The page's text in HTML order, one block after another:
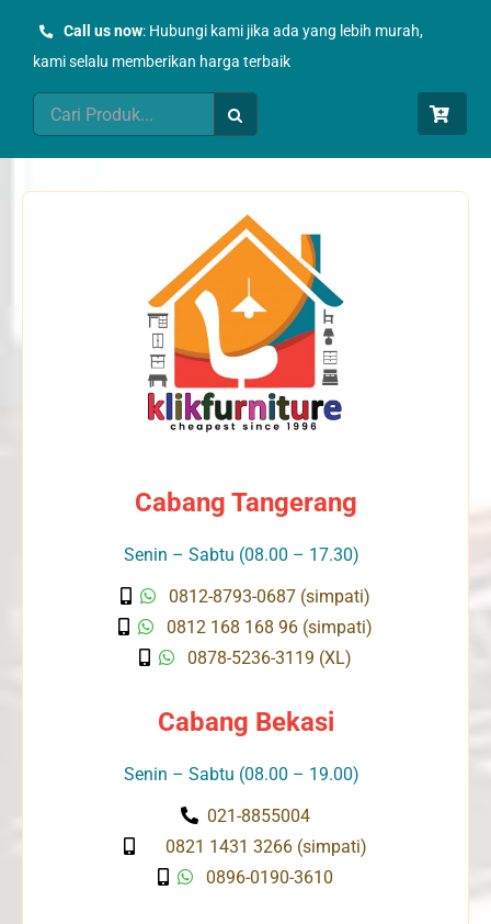
Call us now: Hubungi kami jika ada yang lebih murah,
kami selalu memberikan harga terbaik
Search
for:
Cabang Tangerang
Senin – Sabtu (08.00 – 17.30)
0812-8793-0687 (simpati)
0812 168 168 96 (simpati)
0878-5236-3119 (XL)
Cabang Bekasi
Senin – Sabtu (08.00 – 19.00)
021-8855004
0821 1431 3266 (simpati)
0896-0190-3610